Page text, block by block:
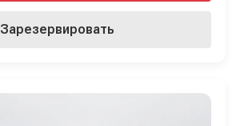
Зарезервировать